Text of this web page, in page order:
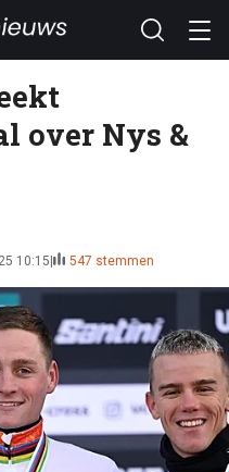
over Nys &
10:15 547 stemmen